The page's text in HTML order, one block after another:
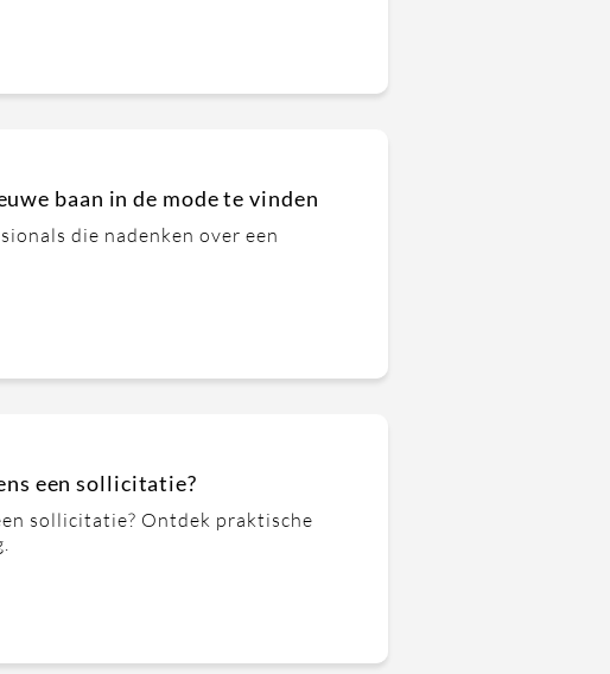
baan in de mode te vinden
die nadenken over een
een sollicitatie?
sollicitatie? Ontdek praktische